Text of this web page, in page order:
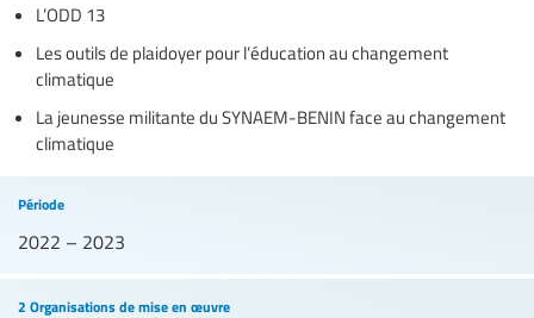
L’ODD 13
Les outils de plaidoyer pour l’éducation au changement
climatique
La jeunesse militante du SYNAEM-BENIN face au changement
climatique
Période
2022 – 2023
2 Organisations de mise en œuvre